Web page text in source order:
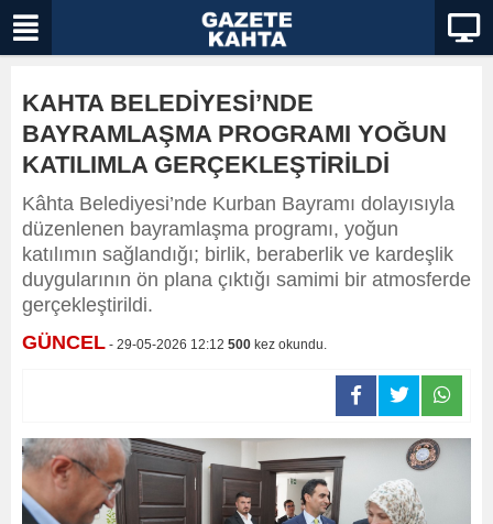
KAHTA BELEDİYESİ’NDE
BAYRAMLAŞMA PROGRAMI YOĞUN
KATILIMLA GERÇEKLEŞTİRİLDİ
Kâhta Belediyesi’nde Kurban Bayramı dolayısıyla
düzenlenen bayramlaşma programı, yoğun
katılımın sağlandığı; birlik, beraberlik ve kardeşlik
duygularının ön plana çıktığı samimi bir atmosferde
gerçekleştirildi.
GÜNCEL - 29-05-2026 12:12 500 kez okundu.